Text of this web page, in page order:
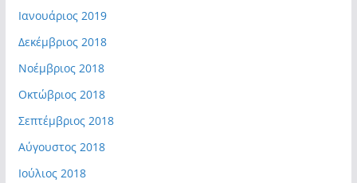
Ιανουάριος 2019
Δεκέμβριος 2018
Νοέμβριος 2018
Οκτώβριος 2018
Σεπτέμβριος 2018
Αύγουστος 2018
Ιούλιος 2018